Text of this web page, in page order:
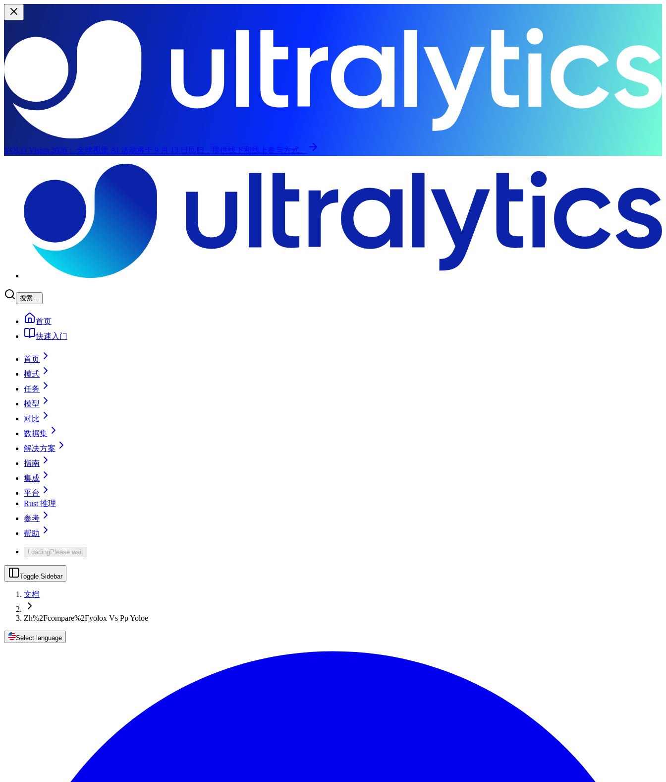
YOLO Vision 2026：
全球视觉 AI 活动将于 9 月 13 日回归，提供线下和线上参与方式。
搜索...
首页
快速入门
首页
模式
任务
模型
对比
数据集
解决方案
指南
集成
平台
Rust 推理
参考
帮助
LoadingPlease wait
Toggle Sidebar
文档
Zh%2Fcompare%2Fyolox Vs Pp Yoloe
Select language